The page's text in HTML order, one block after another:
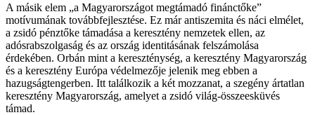
A másik elem „a Magyarországot megtámadó finánctőke”
motívumának továbbfejlesztése. Ez már antiszemita és náci elmélet,
a zsidó pénztőke támadása a keresztény nemzetek ellen, az
adósrabszolgaság és az ország identitásának felszámolása
érdekében. Orbán mint a kereszténység, a keresztény Magyarország
és a keresztény Európa védelmezője jelenik meg ebben a
hazugságtengerben. Itt találkozik a két mozzanat, a szegény ártatlan
keresztény Magyarország, amelyet a zsidó világ-összeesküvés
támad.